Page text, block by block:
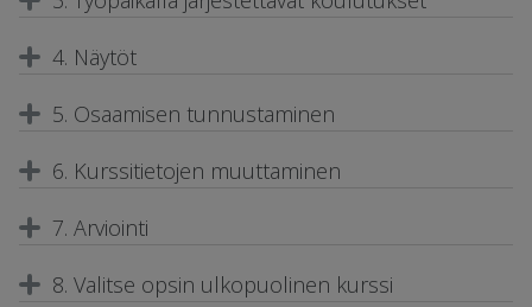
4. Näytöt
5. Osaamisen tunnustaminen
6. Kurssitietojen muuttaminen
7. Arviointi
8. Valitse opsin ulkopuolinen kurssi